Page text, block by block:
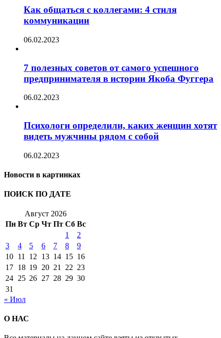
Как общаться с коллегами: 4 стиля
коммуникации
06.02.2023
7 полезных советов от самого успешного
предпринимателя в истории Якоба Фуггера
06.02.2023
Психологи определили, каких женщин хотят
видеть мужчины рядом с собой
06.02.2023
Новости в картинках
ПОИСК ПО ДАТЕ
Август 2026
Пн Вт Ср Чт Пт Сб Вс
1
2
3
4 5 6 7 8
9
10 11 12 13 14 15 16
17 18 19 20 21 22 23
24 25 26 27 28 29 30
31
« Июл
О НАС